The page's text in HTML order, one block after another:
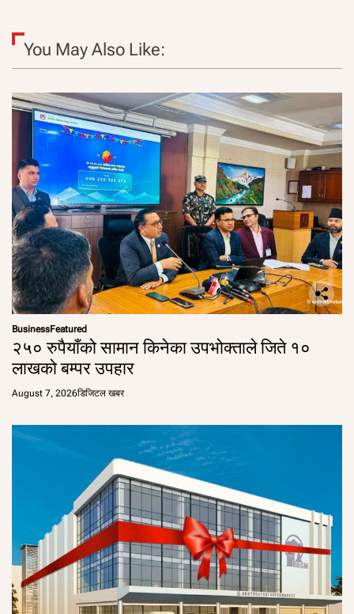
You May Also Like:
BusinessFeatured
२५० रुपैयाँको सामान किनेका उपभोक्ताले जिते १०
लाखको बम्पर उपहार
August 7, 2026डिजिटल खबर